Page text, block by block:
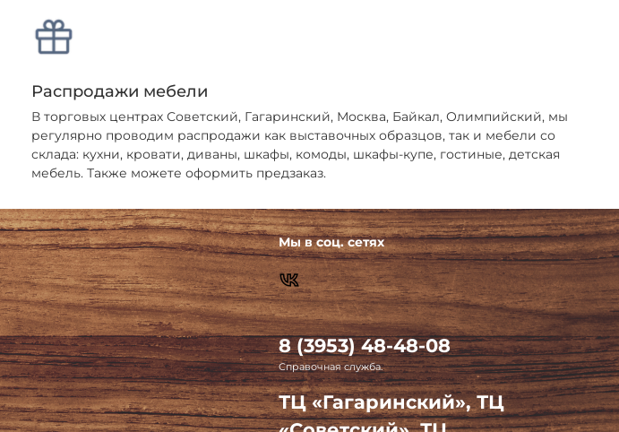
Распродажи мебели
В торговых центрах Советский, Гагаринский, Москва, Байкал, Олимпийский, мы
регулярно проводим распродажи как выставочных образцов, так и мебели со
склада: кухни, кровати, диваны, шкафы, комоды, шкафы-купе, гостиные, детская
мебель. Также можете оформить предзаказ.
Мы в соц. сетях
8 (3953) 48-48-08
Справочная служба.
ТЦ «Гагаринский», ТЦ